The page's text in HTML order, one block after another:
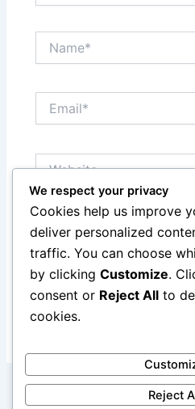
Save my name, email,
for the next time I comment.
We respect your privacy
Cookies help us improve
deliver personalized
traffic. You can choose
by clicking Customize.
consent or Reject All to
cookies.
Reject